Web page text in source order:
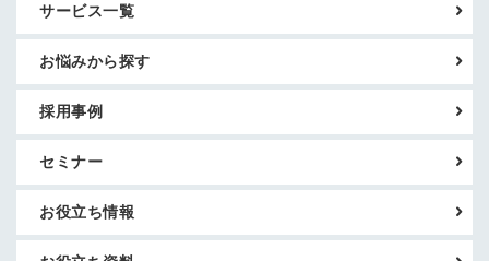
サービス一覧
お悩みから探す
採用事例
セミナー
お役立ち情報